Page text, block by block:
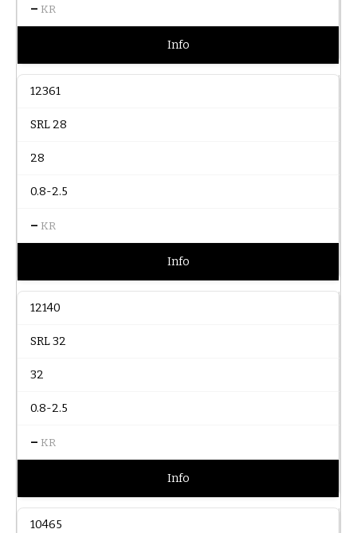
– KR
Info
12361
SRL 28
28
0.8-2.5
– KR
Info
12140
SRL 32
32
0.8-2.5
– KR
Info
10465